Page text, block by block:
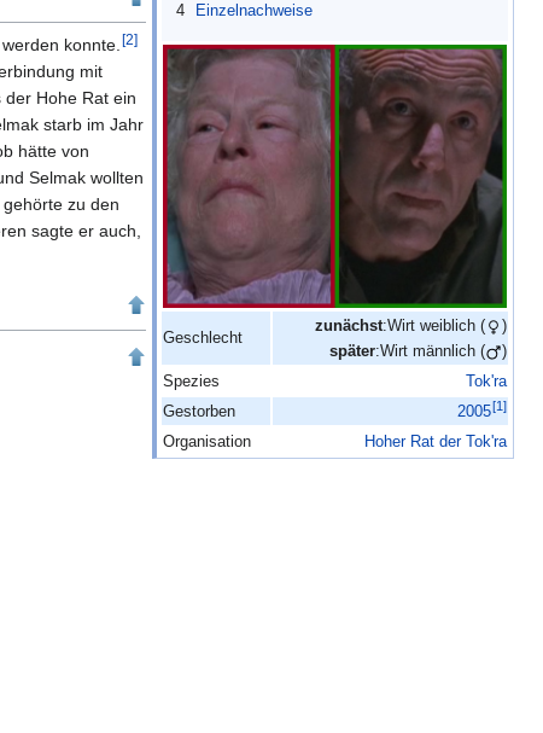
4
Einzelnachweise
Geschlecht
zunächst:Wirt weiblich (
)
später:Wirt männlich (
)
Spezies
Tok'ra
Gestorben
2005[1]
Organisation Hoher Rat der Tok'ra
konnte.[2]
mit
Hohe Rat ein
starb im Jahr
hätte von
Selmak wollten
zu den
sagte er auch,